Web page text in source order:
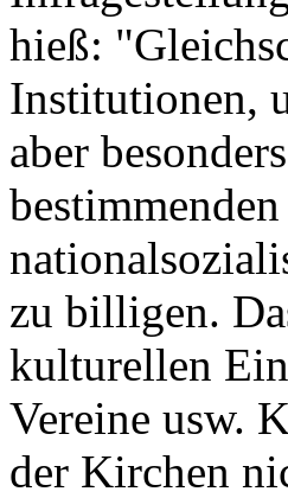
hieß:
Institutionen,
aber
zu billigen.
kulturellen
Vereine usw.
der Kirchen